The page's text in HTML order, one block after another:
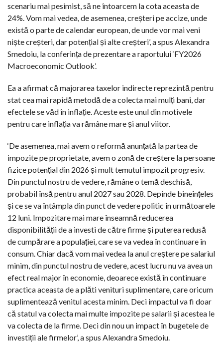
scenariu mai pesimist, să ne întoarcem la cota aceasta de
24%. Vom mai vedea, de asemenea, creșteri pe accize, unde
există o parte de calendar european, de unde vor mai veni
niște creșteri, dar potențial și alte creșteri’, a spus Alexandra
Smedoiu, la conferința de prezentare a raportului ‘FY2026
Macroeconomic Outlook’.
Ea a afirmat că majorarea taxelor indirecte reprezintă pentru
stat cea mai rapidă metodă de a colecta mai mulți bani, dar
efectele se văd în inflație. Aceste este unul din motivele
pentru care inflația va rămâne mare și anul viitor.
‘De asemenea, mai avem o reformă anunțată la partea de
impozite pe proprietate, avem o zonă de creștere la persoane
fizice potențial din 2026 și mult temutul impozit progresiv.
Din punctul nostru de vedere, rămâne o temă deschisă,
probabil însă pentru anul 2027 sau 2028. Depinde bineînțeles
și ce se va întâmpla din punct de vedere politic în următoarele
12 luni. Impozitare mai mare înseamnă reducerea
disponibilității de a investi de către firme și puterea redusă
de cumpărare a populației, care se va vedea în continuare în
consum. Chiar dacă vom mai vedea la anul creștere pe salariul
minim, din punctul nostru de vedere, acest lucru nu va avea un
efect real major în economie, deoarece există în continuare
practica aceasta de a plăti venituri suplimentare, care oricum
suplimentează venitul acesta minim. Deci impactul va fi doar
că statul va colecta mai multe impozite pe salarii și acestea le
va colecta de la firme. Deci din nou un impact în bugetele de
investiții ale firmelor’, a spus Alexandra Smedoiu.